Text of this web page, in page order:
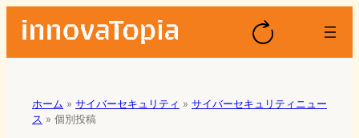
ホーム » サイバーセキュリティ » サイバーセキュリティニュー
ス » 個別投稿